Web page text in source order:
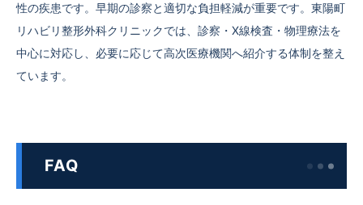
性の疾患です。早期の診察と適切な負担軽減が重要です。東陽町
リハビリ整形外科クリニックでは、診察・X線検査・物理療法を
中心に対応し、必要に応じて高次医療機関へ紹介する体制を整え
ています。
FAQ